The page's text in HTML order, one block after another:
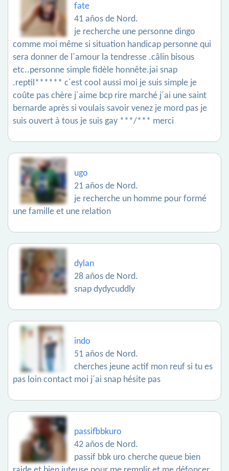
fate
41 años de Nord.
je recherche une personne dingo
comme moi même si situation handicap personne qui
sera donner de l´amour la tendresse .câlin bisous
etc..personne simple fidèle honnête.jai snap
.reptil****** c´est cool aussi moi je suis simple je
coûte pas chère j´aime bcp rire marché j´ai une saint
bernarde après si voulais savoir venez je mord pas je
suis ouvert à tous je suis gay ***/*** merci
ugo
21 años de Nord.
je recherche un homme pour formé
une famille et une relation
dylan
28 años de Nord.
snap dydycuddly
indo
51 años de Nord.
cherches jeune actif mon reuf si tu es
pas loin contact moi j´ai snap hésite pas
passifbbkuro
42 años de Nord.
passif bbk uro cherche queue bien